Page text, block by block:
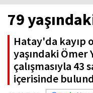
79
Hatay'da kayıp
yaşındaki Ömer
çalışmasıyla 43
içerisinde